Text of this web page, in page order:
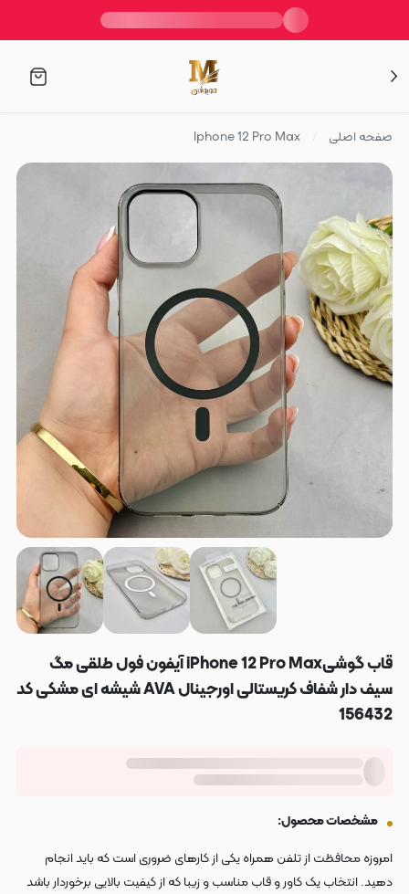
صفحه اصلی Iphone 12 Pro Max
قاب گوشیiPhone 12 Pro Max آیفون فول طلقی مگ
سیف دار شفاف کریستالی اورجینال AVA شیشه ای مشکی کد
156432
مشخصات محصول:
امروزه محافظت از تلفن همراه یکی از کارهای ضروری است که باید انجام
دهید. انتخاب یک کاور و قاب مناسب و زیبا که از کیفیت بالایی برخوردار باشد